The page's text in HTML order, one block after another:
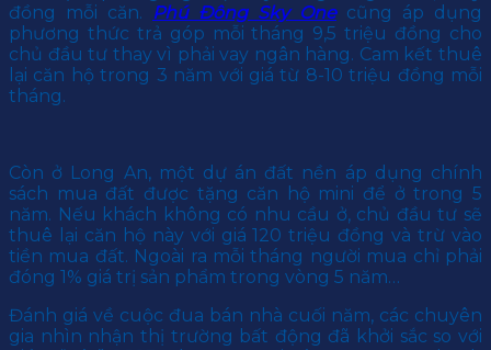
đồng mỗi căn.
Phú Đông Sky Onecũng áp dụng
phương thức trả góp mỗi tháng 9,5 triệu đồng cho
chủ đầu tư thay vì phải vay ngân hàng. Cam kết thuê
lại căn hộ trong 3 năm với giá từ 8-10 triệu đồng mỗi
tháng.
Còn ở Long An, một dự án đất nền áp dụng chính
sách mua đất được tặng căn hộ mini để ở trong 5
năm. Nếu khách không có nhu cầu ở, chủ đầu tư sẽ
thuê lại căn hộ này với giá 120 triệu đồng và trừ vào
tiền mua đất. Ngoài ra mỗi tháng người mua chỉ phải
đóng 1% giá trị sản phẩm trong vòng 5 năm…
Đánh giá về cuộc đua bán nhà cuối năm, các chuyên
gia nhìn nhận thị trường bất động đã khởi sắc so với